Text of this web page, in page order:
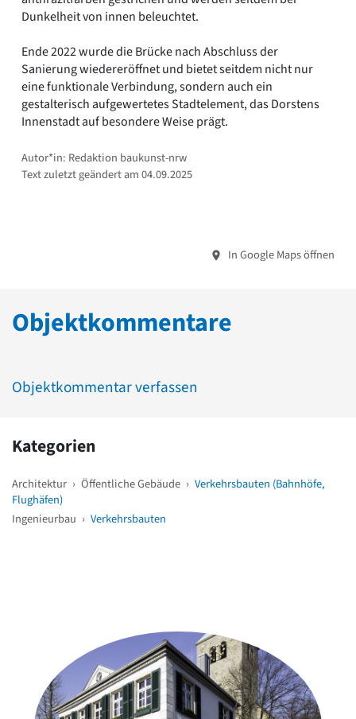
Dunkelheit von innen beleuchtet.
Ende 2022 wurde die Brücke nach Abschluss der
Sanierung wiedereröffnet und bietet seitdem nicht nur
eine funktionale Verbindung, sondern auch ein
gestalterisch aufgewertetes Stadtelement, das Dorstens
Innenstadt auf besondere Weise prägt.
Autor*in: Redaktion baukunst-nrw
Text zuletzt geändert am 04.09.2025
In Google Maps öffnen
Objektkommentare
Objektkommentar verfassen
Kategorien
Architektur › Öffentliche Gebäude › Verkehrsbauten (Bahnhöfe,
Flughäfen)
Ingenieurbau › Verkehrsbauten